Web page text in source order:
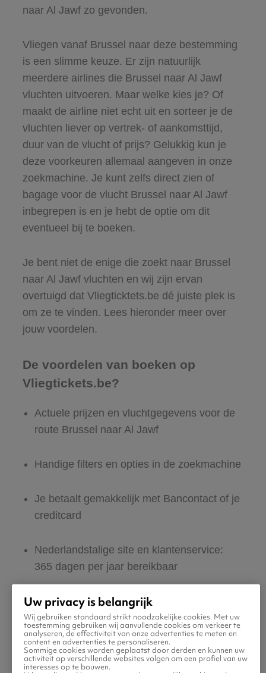
naar Al Jawf zo gevonden.
Vliegen vanaf Brussel naar deze bestemming
is een slimme keuze. Er zijn natuurlijk
meerdere airlines die Brussel naar Al Jawf
vluchten uitvoeren. Maar welke kies je? Of
maakt de airline niet echt uit en sorteer je de
vluchten liever op vertrek- of aankomsttijd,
duur van de vlucht of prijs? Gelukkig kun je
deze voorkeuren allemaal aangeven in onze
zoekmachine. Je kunt zelfs direct zien of
bagage voor de vlucht Brussel naar Al Jawf
inbegrepen is en je hebt de optie om dit
eventueel bij te boeken.
Je bent niet de enige die zoekt naar Brussel
naar Al Jawf vluchten en wij zijn ervan
overtuigd dat Vliegticktets.be dé juiste plek is
om ze te vinden. Lees hieronder meer over
jouw voordelen.
De voordelen van boeken op
Vliegtickets.be?
Actuele prijzen en vluchtgegevens voor de
route Brussel naar Al Jawf
Handige filters en opties in de zoekmachine
Je betaalt gemakkelijk met Bancontact of je
creditcard
Nederlandstalige site en klantenservice:
365 dagen per jaar bereikbaar
Zeker van veilig boeken en betalen
Boek ook direct een hotel of huurauto voor
in Al Jawf
Uw privacy is belangrijk
Wij gebruiken standaard strikt noodzakelijke cookies. Met uw
toestemming gebruiken wij aanvullende cookies om verkeer te
analyseren, de effectiviteit van onze advertenties te meten en
content en advertenties te personaliseren.
Sommige cookies worden geplaatst door derden en kunnen uw
activiteit op verschillende websites volgen om een profiel van uw
interesses op te bouwen.